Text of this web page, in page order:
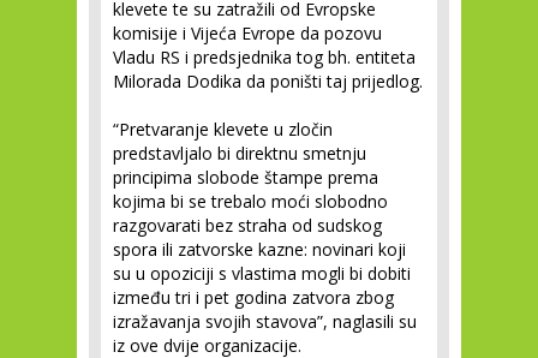
klevete te su zatražili od Evropske
komisije i Vijeća Evrope da pozovu
Vladu RS i predsjednika tog bh. entiteta
Milorada Dodika da poništi taj prijedlog.
“Pretvaranje klevete u zločin
predstavljalo bi direktnu smetnju
principima slobode štampe prema
kojima bi se trebalo moći slobodno
razgovarati bez straha od sudskog
spora ili zatvorske kazne: novinari koji
su u opoziciji s vlastima mogli bi dobiti
između tri i pet godina zatvora zbog
izražavanja svojih stavova”, naglasili su
iz ove dvije organizacije.